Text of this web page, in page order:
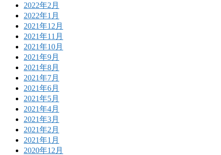
2022年2月
2022年1月
2021年12月
2021年11月
2021年10月
2021年9月
2021年8月
2021年7月
2021年6月
2021年5月
2021年4月
2021年3月
2021年2月
2021年1月
2020年12月